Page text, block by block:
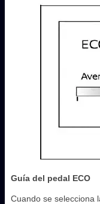
Guía del pedal ECO
Cuando se selecciona